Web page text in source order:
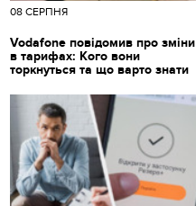
08 СЕРПНЯ
Vodafone повідомив про зміни
в тарифах: Кого вони
торкнуться та що варто знати